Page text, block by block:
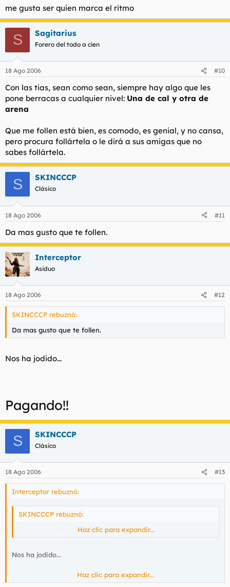
me gusta ser quien marca el ritmo
S Sagitarius
Forero del todo a cien
18 Ago 2006 #10
Con las tias, sean como sean, siempre hay algo que les
pone berracas a cualquier nivel: Una de cal y otra de
arena
Que me follen está bien, es comodo, es genial, y no cansa,
pero procura follártela o le dirá a sus amigas que no
sabes follártela.
S SKINCCCP
Clásico
18 Ago 2006 #11
Da mas gusto que te follen.
Interceptor
Asiduo
18 Ago 2006 #12
SKINCCCP rebuznó:
Da mas gusto que te follen.
Nos ha jodido...
Pagando!!
S SKINCCCP
Clásico
18 Ago 2006 #13
Interceptor rebuznó:
SKINCCCP rebuznó:
Da mas gusto que te follen.Haz clic para expandir...
Nos ha jodido...
Haz clic para expandir...